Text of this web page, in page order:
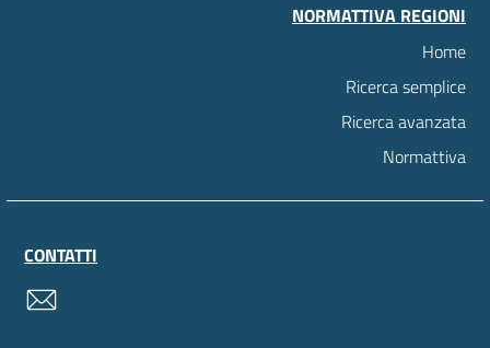
NORMATTIVA REGIONI
Home
Ricerca semplice
Ricerca avanzata
Normattiva
CONTATTI